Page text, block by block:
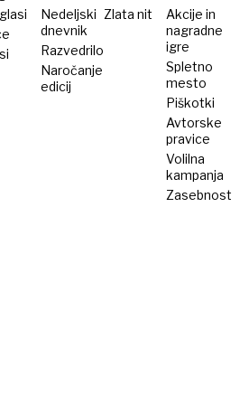
Nedeljski
dnevnik
Razvedrilo
Naročanje
edicij
Zlata nit
Akcije in
nagradne
igre
Spletno
mesto
Piškotki
Avtorske
pravice
Volilna
kampanja
Zasebnost